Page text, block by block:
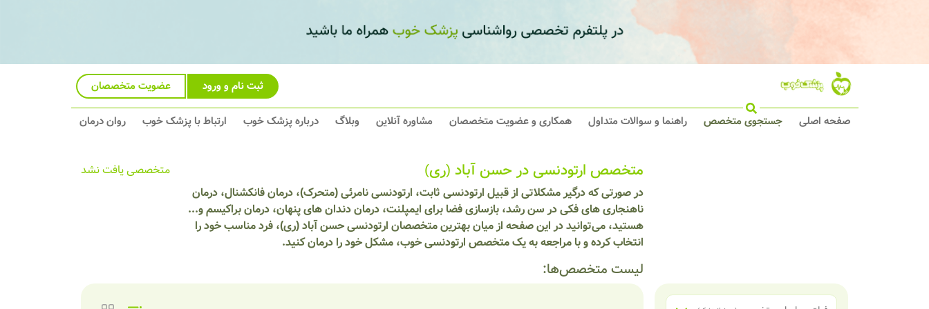
ثبت نام و ورود عضویت متخصصان
صفحه اصلی جستجوی متخصص راهنما و سوالات متداول همکاری و عضویت متخصصان مشاوره آنلاین وبلاگ درباره پزشک خوب ارتباط با پزشک خوب روان درمان
متخصص ارتودنسی در حسن آباد (ری)
در صورتی که درگیر مشکلاتی از قبیل ارتودنسی ثابت، ارتودنسی نامرئی (متحرک)، درمان فانکشنال، درمان
ناهنجاری های فکی در سن رشد، بازسازی فضا برای ایمپلنت، درمان دندان های پنهان، درمان براکیسم و...
هستید، می‌توانید در این صفحه از میان بهترین متخصصان ارتودنسی حسن آباد (ری)، فرد مناسب خود را
انتخاب کرده و با مراجعه به یک متخصص ارتودنسی خوب، مشکل خود را درمان کنید.
لیست متخصص‌ها:
متخصصی یافت نشد